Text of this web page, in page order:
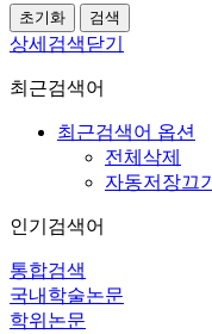
상세검색닫기
최근검색어
최근검색어 옵션
전체삭제
자동저장끄기
인기검색어
통합검색
국내학술논문
학위논문